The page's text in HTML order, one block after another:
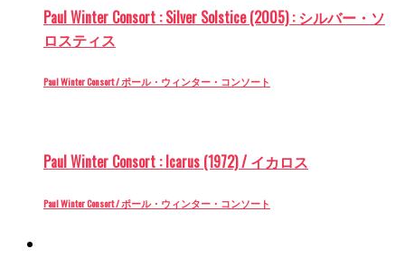
Paul Winter Consort : Silver Solstice (2005) : シルバー・ソ
ロスティス
Paul Winter Consort / ポール・ウィンター・コンソート
Paul Winter Consort : Icarus (1972) / イカロス
Paul Winter Consort / ポール・ウィンター・コンソート